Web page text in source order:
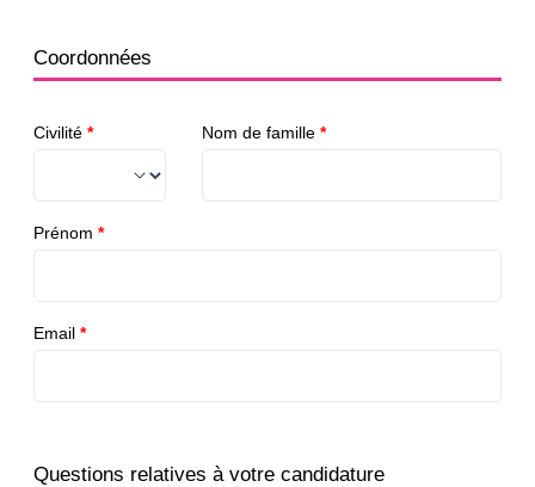
Coordonnées
Civilité * Nom de famille *
Prénom *
Email *
Questions relatives à votre candidature